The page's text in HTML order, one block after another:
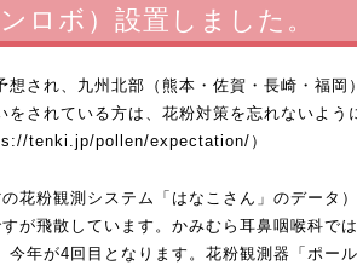
ロボ）設置しました。
され、九州北部（熊本・佐賀・長崎・福岡
されている方は、花粉対策を忘れないよう
tenki.jp/pollen/expectation/ ）
花粉観測システム「はなこさん」のデータ
が飛散しています。かみむら耳鼻咽喉科で
年が4回目となります。花粉観測器「ポー